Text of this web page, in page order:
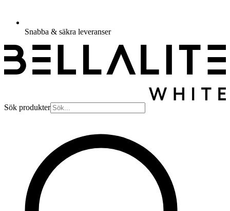
Snabba & säkra leveranser
Sök produkter